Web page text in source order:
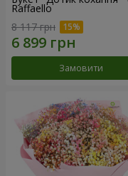
Raffaello
8 117 грн
Замовити